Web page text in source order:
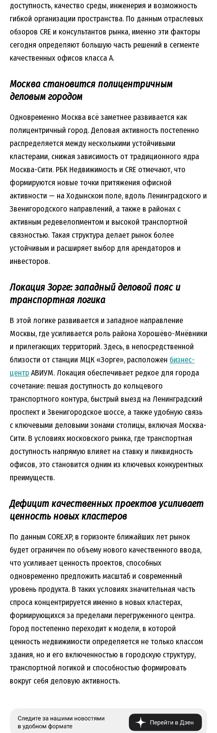
доступность, качество среды, инженерия и возможность
гибкой организации пространства. По данным отраслевых
обзоров CRE и консультантов рынка, именно эти факторы
сегодня определяют большую часть решений в сегменте
качественных офисов класса A.
Москва становится полицентричным
деловым городом
Одновременно Москва всё заметнее развивается как
полицентричный город. Деловая активность постепенно
распределяется между несколькими устойчивыми
кластерами, снижая зависимость от традиционного ядра
Москва-Сити. РБК Недвижимость и CRE отмечают, что
формируются новые точки притяжения офисной
активности — на Ходынском поле, вдоль Ленинградского и
Звенигородского направлений, а также в районах с
активным редевелопментом и высокой транспортной
связностью. Такая структура делает рынок более
устойчивым и расширяет выбор для арендаторов и
инвесторов.
Локация Зорге: западный деловой пояс и
транспортная логика
В этой логике развивается и западное направление
Москвы, где усиливается роль района Хорошёво-Мнёвники
и прилегающих территорий. Здесь, в непосредственной
близости от станции МЦК «Зорге», расположен бизнес-
центр АВИУМ. Локация обеспечивает редкое для города
сочетание: пешая доступность до кольцевого
транспортного контура, быстрый выезд на Ленинградский
проспект и Звенигородское шоссе, а также удобную связь
с ключевыми деловыми зонами столицы, включая Москва-
Сити. В условиях московского рынка, где транспортная
доступность напрямую влияет на ставку и ликвидность
офисов, это становится одним из ключевых конкурентных
преимуществ.
Дефицит качественных проектов усиливает
ценность новых кластеров
По данным CORE.XP, в горизонте ближайших лет рынок
будет ограничен по объему нового качественного ввода,
что усиливает ценность проектов, способных
одновременно предложить масштаб и современный
уровень продукта. В таких условиях значительная часть
спроса концентрируется именно в новых кластерах,
формирующихся за пределами перегруженного центра.
Город постепенно переходит к модели, в которой
ценность недвижимости определяется не только классом
здания, но и его включенностью в городскую структуру,
транспортной логикой и способностью формировать
вокруг себя деловую активность.